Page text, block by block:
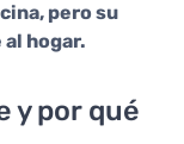
pero su
hogar.
y por qué